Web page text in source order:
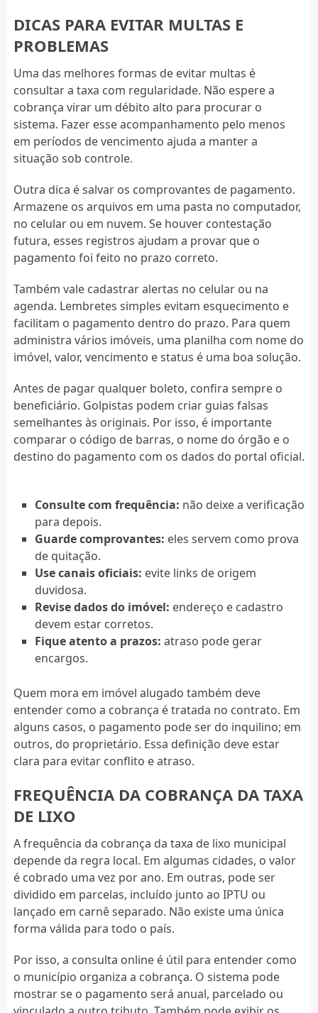
DICAS PARA EVITAR MULTAS E
PROBLEMAS
Uma das melhores formas de evitar multas é
consultar a taxa com regularidade. Não espere a
cobrança virar um débito alto para procurar o
sistema. Fazer esse acompanhamento pelo menos
em períodos de vencimento ajuda a manter a
situação sob controle.
Outra dica é salvar os comprovantes de pagamento.
Armazene os arquivos em uma pasta no computador,
no celular ou em nuvem. Se houver contestação
futura, esses registros ajudam a provar que o
pagamento foi feito no prazo correto.
Também vale cadastrar alertas no celular ou na
agenda. Lembretes simples evitam esquecimento e
facilitam o pagamento dentro do prazo. Para quem
administra vários imóveis, uma planilha com nome do
imóvel, valor, vencimento e status é uma boa solução.
Antes de pagar qualquer boleto, confira sempre o
beneficiário. Golpistas podem criar guias falsas
semelhantes às originais. Por isso, é importante
comparar o código de barras, o nome do órgão e o
destino do pagamento com os dados do portal oficial.
Consulte com frequência: não deixe a verificação
para depois.
Guarde comprovantes: eles servem como prova
de quitação.
Use canais oficiais: evite links de origem
duvidosa.
Revise dados do imóvel: endereço e cadastro
devem estar corretos.
Fique atento a prazos: atraso pode gerar
encargos.
Quem mora em imóvel alugado também deve
entender como a cobrança é tratada no contrato. Em
alguns casos, o pagamento pode ser do inquilino; em
outros, do proprietário. Essa definição deve estar
clara para evitar conflito e atraso.
FREQUÊNCIA DA COBRANÇA DA TAXA
DE LIXO
A frequência da cobrança da taxa de lixo municipal
depende da regra local. Em algumas cidades, o valor
é cobrado uma vez por ano. Em outras, pode ser
dividido em parcelas, incluído junto ao IPTU ou
lançado em carnê separado. Não existe uma única
forma válida para todo o país.
Por isso, a consulta online é útil para entender como
o município organiza a cobrança. O sistema pode
mostrar se o pagamento será anual, parcelado ou